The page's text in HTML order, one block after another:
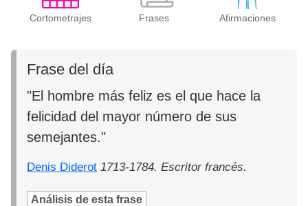
Cortometrajes Frases Afirmaciones
Frase del día
"El hombre más feliz es el que hace la
felicidad del mayor número de sus
semejantes."
Denis Diderot 1713-1784. Escritor francés.
Análisis de esta frase